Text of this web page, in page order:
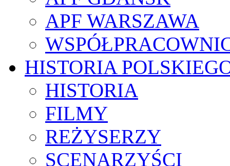
APF WARSZAWA
HISTORIA
HISTORIA
FILMY
REŻYSERZY
SCENARZYŚCI